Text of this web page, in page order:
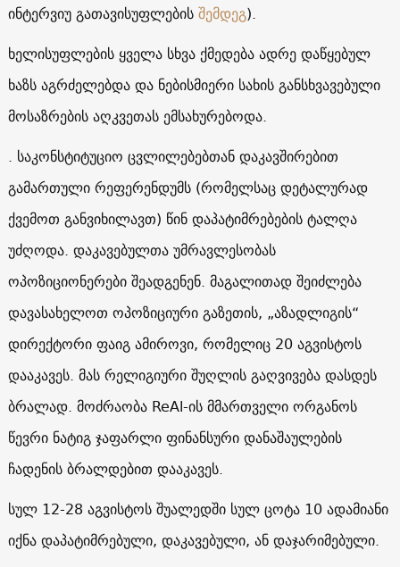
ინტერვიუ გათავისუფლებისშემდეგ).
ხელისუფლების ყველა სხვა ქმედება ადრე დაწყებულ
ხაზს აგრძელებდა და ნებისმიერი სახის განსხვავებული
მოსაზრების აღკვეთას ემსახურებოდა.
. საკონსტიტუციო ცვლილებებთან დაკავშირებით
გამართული რეფერენდუმს (რომელსაც დეტალურად
ქვემოთ განვიხილავთ) წინ დაპატიმრებების ტალღა
უძღოდა. დაკავებულთა უმრავლესობას
ოპოზიციონერები შეადგენენ. მაგალითად შეიძლება
დავასახელოთ ოპოზიციური გაზეთის, „აზადლიგის“
დირექტორი ფაიგ ამიროვი, რომელიც 20 აგვისტოს
დააკავეს. მას რელიგიური შუღლის გაღვივება დასდეს
ბრალად. მოძრაობა ReAl-ის მმართველი ორგანოს
წევრი ნატიგ ჯაფარლი ფინანსური დანაშაულების
ჩადენის ბრალდებით დააკავეს.
სულ 12-28 აგვისტოს შუალედში სულ ცოტა 10 ადამიანი
იქნა დაპატიმრებული, დაკავებული, ან დაჯარიმებული.